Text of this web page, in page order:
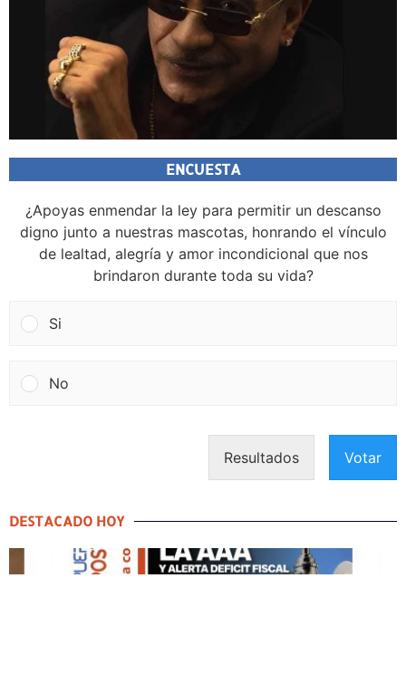
ENCUESTA
¿Apoyas enmendar la ley para permitir un descanso
digno junto a nuestras mascotas, honrando el vínculo
de lealtad, alegría y amor incondicional que nos
brindaron durante toda su vida?
Si
No
Resultados Votar
DESTACADO HOY